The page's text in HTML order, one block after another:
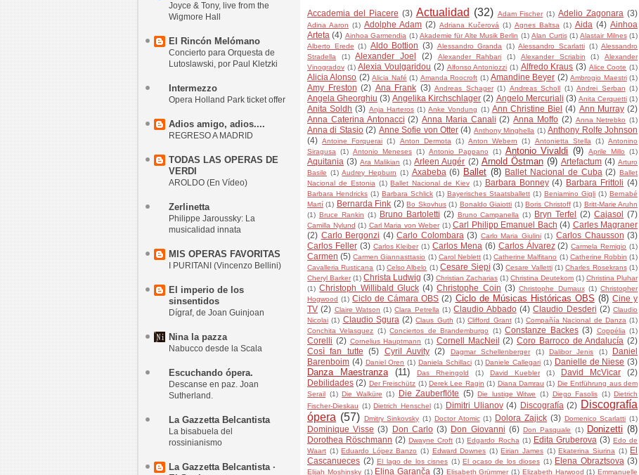
Joyce & Tony, live from the
Wigmore Hall
El Rincón Melómano
Concierto para Orquesta de
Lutoslawski, por Paul Kletzki
Intermezzo
Opera Holland Park ticket offer
Adios amigo, adios....
REGRESO A MADRID
TODAS LAS OPERAS DE
VERDI
AROLDO (En Vídeo)
Zerlinetta
Philippe Jaroussky: La
musicalidad innata
MIS OPERAS FAVORITAS
I PURITANI (Vincenzo Bellini)
El imperio de los
sinsentidos
Dígraf, de Joan Guinjoan
Nina la pazza
Nabucco desde la Scala
Escuchando ópera.
Descanse en paz. Joan
Sutherland.
La Gazzetta Belcantista
La bisabuela del
rossinianismo
La Gazzetta Belcantista ·
Accademia del Piacere (3) Actualidad (32) Adam Fischer (1) Adelio Zagonara (3)
Adina Aaron (1) Adolphe Adam (2) Adriana Kučerová (1) Agnes Baltsa (1) Aida (4) Ainhoa
Arteta (4) Ainhoa Garmendia (1) Akademie für Alte Musik Berlin (1) Alan Curtis (1) Alastair Milnes (1)
Alberto Erede (1) Aldo Bottion (3) Alessandro Granda (1) Alessandro Scarlatti (1) Alessandro
Stradella
(1) Alexander Joel (2) Alexander Rahbari (1) Alexander Scriabin (1)
Alexander
Vinogradov (1) Alexia Voulgaridou (2) Alfonso Antoniozzi (1) Alfredo Kraus (3) Alice Coote (1)
Alicia Alonso (2) Alicia Nafé (1) Amanda Roocroft (1) Amandine Beyer (2) Ambrogio Maestri (1)
Amy Freston (2) Ana Frank (3) Andreas Schager (1) Andreas Scholl (1) Andrei Serban (1)
Angela Gheorghiu (3) Angelika Kirchschlager (2) Angelo Mercuriali (3) Anita Cerquetti (1)
Anita Soldh (3) Anja Harteros (1) Anke Vondung (1) Ann Christine Biel (4) Ann Murray (2)
Anna Caterina Antonacci (2) Anna Maria Canali (2) Anna Moffo (2) Anna Netrebko (1)
Anna di Stasio (2) Anne Sofie von Otter (4) Anthony Minghella (1) Anthony Rolfe Johnson
(4) Antoine Forquerai (1) Anton Dermota (1) Anton Webern (1) Antonietta Stella (1) Antonino
Siragusa (1) Antonio Meneses (1) Antonio Pappano (1) Antonio Vivaldi (9) Aprile Millo (1)
Aquitania (3) Ara Malikian (1) Arleen Augér (2) Arnold Östman (9) Artefactum (4) Arturo
Basile (1) Audrey Hepburn (1) Axabeba (6) Ballet (8) Ballet Nacional de Cuba (2) Ballet
Nacional de Estonia (1) Ballet Nacional de Kiev (1) Barbara Bonney (4) Barbara Frittoli (4)
Barbara Hendricks (1) Barbara Schlick (1) Bayerisches Staatsballett (1) Beniamino Gigli (1) Bernabé
Martí (1) Bernarda Fink (2) Bo Skovhus (1) Bonaldo Giaiotti (1) Boris Christoff (1) Britt-Marie Aruhn
(1) Bruce Rankin (1) Bruno Bartoletti (2) Bruno Campanella (1) Bryn Terfel (2) Cajasol (7)
Camilla Nylund (1) Carl Maria von Weber (1) Carl Philipp Emanuel Bach (4) Carles Magraner
(2) Carlo Bergonzi (4) Carlo Colombara (3) Carlo Maria Giulini (1) Carlos Chausson (3)
Carlos Feller (3) Carlos Kleiber (1) Carlos Mena (6) Carlos Álvarez (2) Carmela Remigio (1)
Carmen (5) Carmen Giannasttasio (1) Carol Neblett (1) Catherine Malfitano (1) Catherine Robbin (1)
Cavalleria Rusticana (1) Celso Albelo (1) Cesare Siepi (3) Cesare Valletti (1) Charles Rosekrans (1)
Cheryl Barker (1) Christa Ludwig (3) Christian Zacharias (1) Christina Deutekom (1) Christina Pluhar
(1) Christoph Willibald Gluck (4) Christophe Coin (3) Christophe Dumaux (1) Christopher
Hogwood (1) Ciclo de Cámara OBS (2) Ciclo de Músicas Históricas OBS (8) Cine y
TV (2) Claire Watson (1) Clara Petrella (1) Claudio Abbado (4) Claudio Desderi (2) Claudio
Nicolai (1) Claudio Sgura (2) Claus Guth (1) Clifford Grant (1) Compañía Nacional de Danza (1)
Conchita Velasquez (1) Conciertos de Brandemburgo (1) Constanze Backes (3) Coppélia (1)
Corelli (2) Cornelius Hauptmann (1) Cornell MacNeil (2) Coro Barroco de Andalucía (2)
Così fan tutte
(5) Cyril Auvity (2) Dagmar Schellenberger (1) Dalibor Jenis (1)
Daniel
Barenboim (4) Daniel Oren (1) Daniela Schillaci (1) Daniele Callegari (1) Danielle de Niese (3)
Danza Maestranza (11) Das Rheingold (1) David Kuebler (1) David McVicar
(2)
Debilidades (2) Der Freischütz (1) Derek Lee Ragin (1) Diana Damrau (1) Die Entführung aus dem
Serail
(1) Die Walküre (1) Die Zauberflöte (5) Die lustige Witwe (1) Diego Fasolis (1) Dietrich
Fischer-Dieskau (1) Dietrich Henschel (1) Dimitri Ulianov (4) Discografía (2) Discografía
ópera (57) Dmitry Sinkovsky (1) Doctor Atomic (1) Dolora Zajick (3) Domenico Scarlatti (1)
Dominique Visse (3) Don Carlo (3) Don Giovanni (6) Don Pasquale (1) Donizetti (8)
Dorothea Röschmann (2) Dwayne Croft (1) Edgardo Rocha (1) Edita Gruberova (3) Edo de
Waart (1) Eduardo López Banzo (1) Edward Downes (1) Eirian James (1) Ekaterina Siurina (1) El
Cascanueces (2) El lago de los cisnes (1) El ocaso de los dioses (1) Elena Obraztsova (3)
Elijah Moshinsky (1) Elina Garanča (3) Elisabeth Grümmer (1) Elizabeth Harwood (1) Emmanuelle